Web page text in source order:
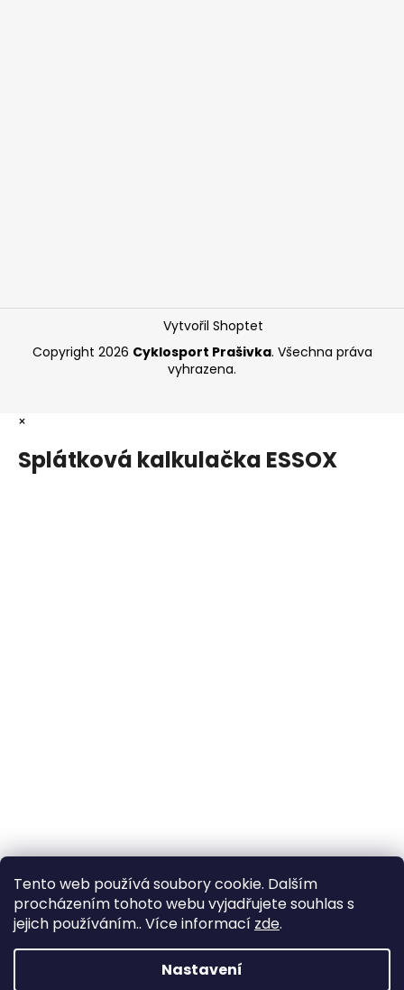
Tento web používá soubory cookie. Dalším
procházením tohoto webu vyjadřujete souhlas s
jejich používáním.. Více informací zde.
Nastavení
Vytvořil Shoptet
Copyright 2026 Cyklosport Prašivka. Všechna práva
vyhrazena.
×
Splátková kalkulačka ESSOX